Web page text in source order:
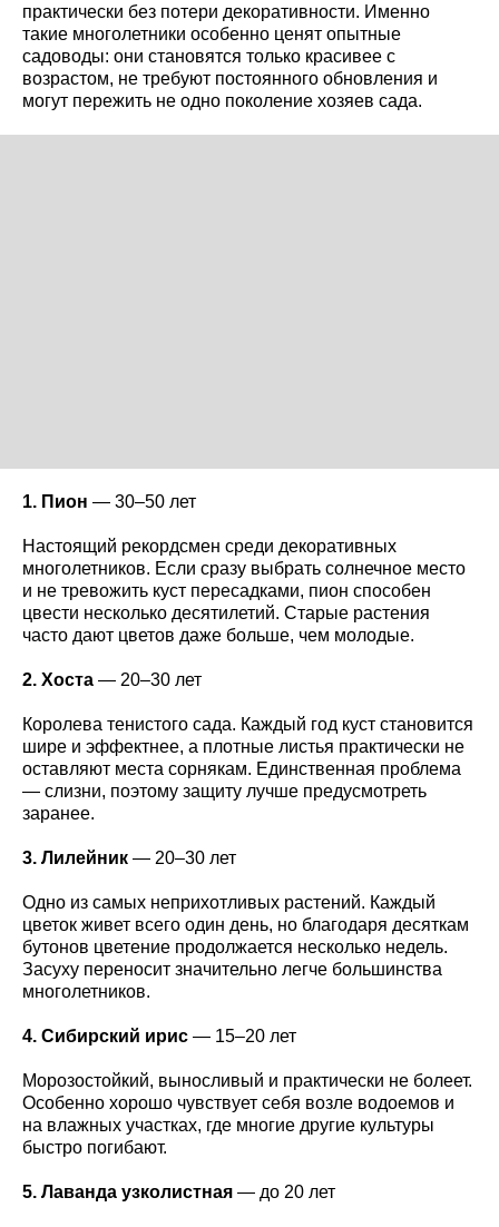
практически без потери декоративности. Именно
такие многолетники особенно ценят опытные
садоводы: они становятся только красивее с
возрастом, не требуют постоянного обновления и
могут пережить не одно поколение хозяев сада.
1. Пион — 30–50 лет
Настоящий рекордсмен среди декоративных
многолетников. Если сразу выбрать солнечное место
и не тревожить куст пересадками, пион способен
цвести несколько десятилетий. Старые растения
часто дают цветов даже больше, чем молодые.
2. Хоста — 20–30 лет
Королева тенистого сада. Каждый год куст становится
шире и эффектнее, а плотные листья практически не
оставляют места сорнякам. Единственная проблема
— слизни, поэтому защиту лучше предусмотреть
заранее.
3. Лилейник — 20–30 лет
Одно из самых неприхотливых растений. Каждый
цветок живет всего один день, но благодаря десяткам
бутонов цветение продолжается несколько недель.
Засуху переносит значительно легче большинства
многолетников.
4. Сибирский ирис — 15–20 лет
Морозостойкий, выносливый и практически не болеет.
Особенно хорошо чувствует себя возле водоемов и
на влажных участках, где многие другие культуры
быстро погибают.
5. Лаванда узколистная — до 20 лет